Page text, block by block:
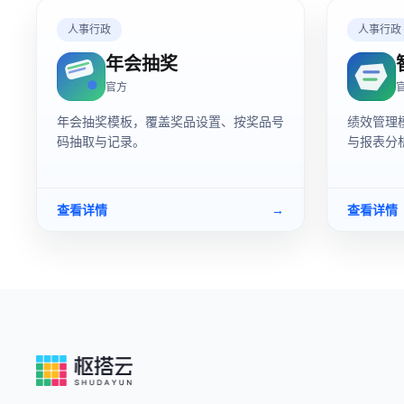
人事行政
年会抽奖
官方
年会抽奖模板，覆盖奖品设置、按奖品号
码抽取与记录。
查看详情 →
人事行政
绩效管理
与报表分
查看详情